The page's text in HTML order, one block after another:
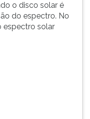
o disco solar é
do espectro. No
espectro solar